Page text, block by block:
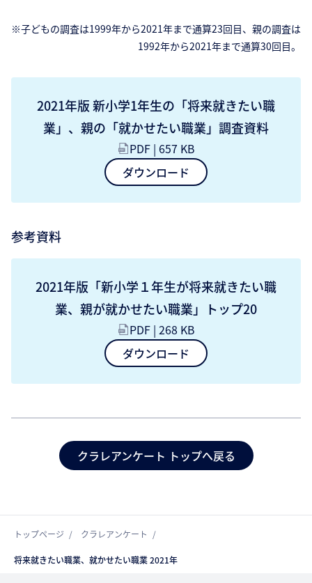
※子どもの調査は1999年から2021年まで通算23回目、親の調査は
1992年から2021年まで通算30回目。
2021年版 新小学1年生の「将来就きたい職
業」、親の「就かせたい職業」調査資料
PDF | 657 KB
ダウンロード
参考資料
2021年版「新小学１年生が将来就きたい職
業、親が就かせたい職業」トップ20
PDF | 268 KB
ダウンロード
クラレアンケート トップへ戻る
トップページ クラレアンケート
将来就きたい職業、就かせたい職業 2021年